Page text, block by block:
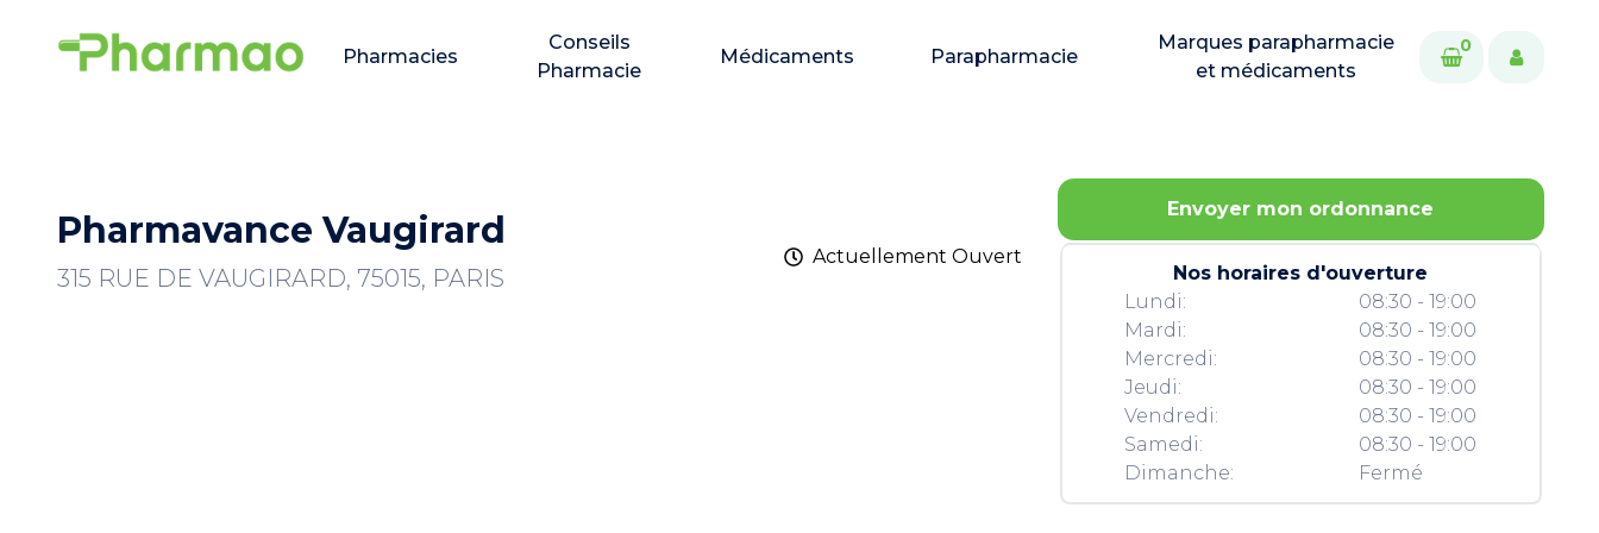
Pharmacies
Conseils
Pharmacie
Médicaments Parapharmacie
Marques parapharmacie
et médicaments
0
Pharmavance Vaugirard
315 RUE DE VAUGIRARD, 75015, PARIS
Actuellement Ouvert
Envoyer mon ordonnance
Nos horaires d'ouverture
Lundi:
Mardi:
Mercredi:
Jeudi:
Vendredi:
Samedi:
Dimanche:
08:30 - 19:00
08:30 - 19:00
08:30 - 19:00
08:30 - 19:00
08:30 - 19:00
08:30 - 19:00
Fermé